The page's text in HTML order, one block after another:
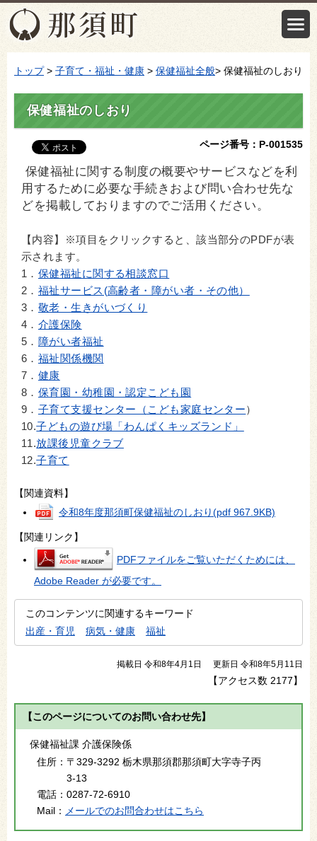
トップ> 子育て・福祉・健康 > 保健福祉全般> 保健福祉のしおり
保健福祉のしおり
ページ番号：P-001535
保健福祉に関する制度の概要やサービスなどを利
用するために必要な手続きおよび問い合わせ先な
どを掲載しておりますのでご活用ください。
【内容】※項目をクリックすると、該当部分のPDFが表
示されます。
1． 保健福祉に関する相談窓口
2． 福祉サービス(高齢者・障がい者・その他）
3． 敬老・生きがいづくり
4． 介護保険
5． 障がい者福祉
6． 福祉関係機関
7． 健康
8． 保育園・幼稚園・認定こども園
9． 子育て支援センター（こども家庭センター）
10.子どもの遊び場「わんぱくキッズランド」
11.放課後児童クラブ
12.子育て
【関連資料】
令和8年度那須町保健福祉のしおり(pdf 967.9KB)
【関連リンク】
PDFファイルをご覧いただくためには、
Adobe Reader が必要です。
このコンテンツに関連するキーワード
出産・育児
病気・健康 福祉
掲載日 令和8年4月1日 更新日 令和8年5月11日
【アクセス数 2177】
【このページについてのお問い合わせ先】
保健福祉課 介護保険係
住所： 〒329-3292 栃木県那須郡那須町大字寺子丙
3-13
電話： 0287-72-6910
Mail：
メールでのお問合わせはこちら